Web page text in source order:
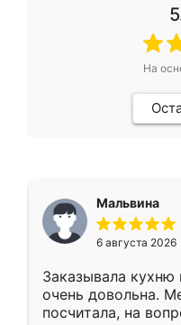
На
Мальвина
6 августа 2026
Заказывала кухню
очень довольна.
посчитала, на